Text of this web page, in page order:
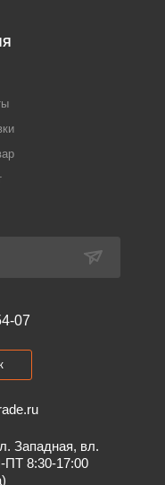
07
Западная, вл.
8:30-17:00